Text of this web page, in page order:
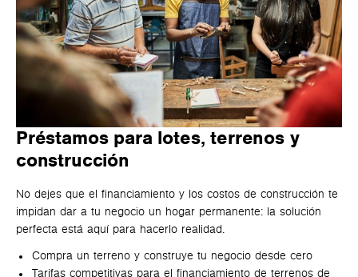
Préstamos para lotes, terrenos y
construcción
No dejes que el financiamiento y los costos de construcción te
impidan dar a tu negocio un hogar permanente: la solución
perfecta está aquí para hacerlo realidad.
Compra un terreno y construye tu negocio desde cero
Tarifas competitivas para el financiamiento de terrenos de